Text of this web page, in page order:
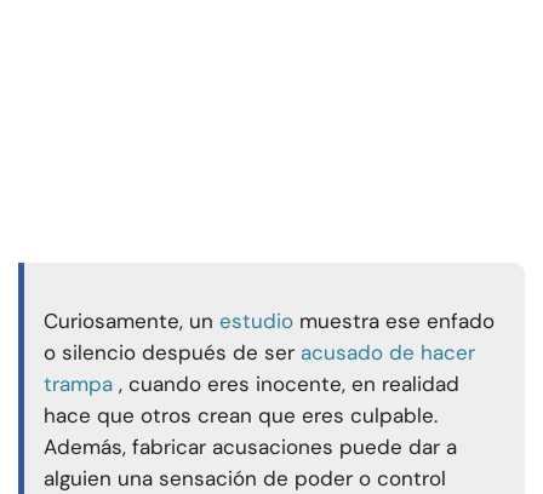
Curiosamente, un estudio muestra ese enfado
o silencio después de ser acusado de hacer
trampa , cuando eres inocente, en realidad
hace que otros crean que eres culpable.
Además, fabricar acusaciones puede dar a
alguien una sensación de poder o control